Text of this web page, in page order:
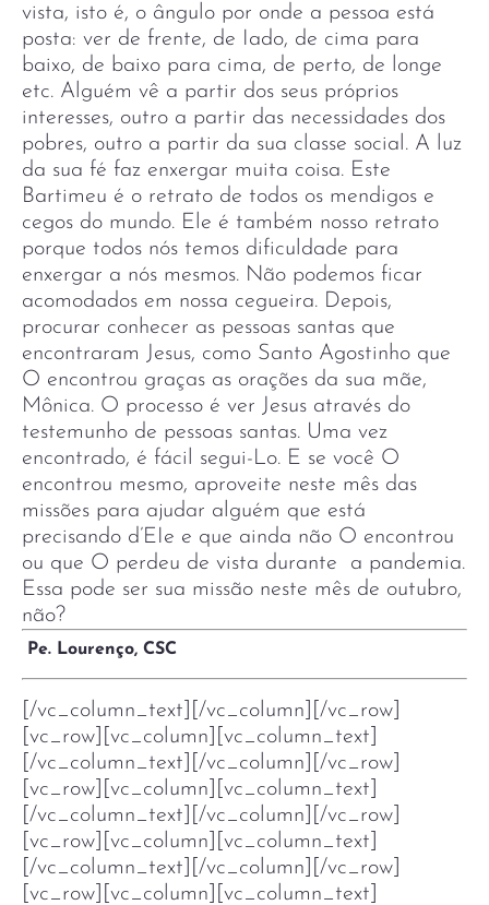
vista, isto é, o ângulo por onde a pessoa está
posta: ver de frente, de Iado, de cima para
baixo, de baixo para cima, de perto, de longe
etc. Alguém vê a partir dos seus próprios
interesses, outro a partir das necessidades dos
pobres, outro a partir da sua classe social. A luz
da sua fé faz enxergar muita coisa. Este
Bartimeu é o retrato de todos os mendigos e
cegos do mundo. Ele é também nosso retrato
porque todos nós temos dificuldade para
enxergar a nós mesmos. Não podemos ficar
acomodados em nossa cegueira. Depois,
procurar conhecer as pessoas santas que
encontraram Jesus, como Santo Agostinho que
O encontrou graças as orações da sua mãe,
Mônica. O processo é ver Jesus através do
testemunho de pessoas santas. Uma vez
encontrado, é fácil segui-Lo. E se você O
encontrou mesmo, aproveite neste mês das
missões para ajudar alguém que está
precisando d’EIe e que ainda não O encontrou
ou que O perdeu de vista durante a pandemia.
Essa pode ser sua missão neste mês de outubro,
não?
Pe. Lourenço, CSC
[/vc_column_text][/vc_column][/vc_row]
[vc_row][vc_column][vc_column_text]
[/vc_column_text][/vc_column][/vc_row]
[vc_row][vc_column][vc_column_text]
[/vc_column_text][/vc_column][/vc_row]
[vc_row][vc_column][vc_column_text]
[/vc_column_text][/vc_column][/vc_row]
[vc_row][vc_column][vc_column_text]